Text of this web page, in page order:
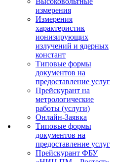
измерения
Измерения
характеристик
ионизирующих
излучений и ядерных
констант
Типовые формы
документов на
предоставление услуг
Прейскурант на
метрологические
работы (услуги)
Онлайн-Заявка
Типовые формы
документов на
предоставление услуг
Прейскурант ФБУ